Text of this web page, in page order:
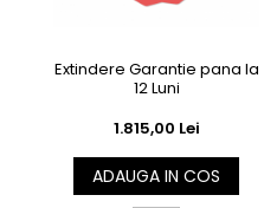
Extindere Garantie pana la
12 Luni
1.815,00 Lei
ADAUGA IN COS